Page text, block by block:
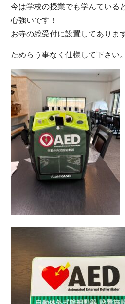
今は学校の授業でも学んている
心強いです！
お寺の総受付に設置してあります
ためらう事なく仕様して下さい。